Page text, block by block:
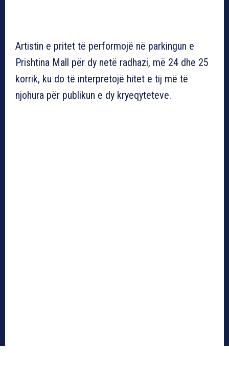
Artistin e pritet të performojë në parkingun e
Prishtina Mall për dy netë radhazi, më 24 dhe 25
korrik, ku do të interpretojë hitet e tij më të
njohura për publikun e dy kryeqyteteve.